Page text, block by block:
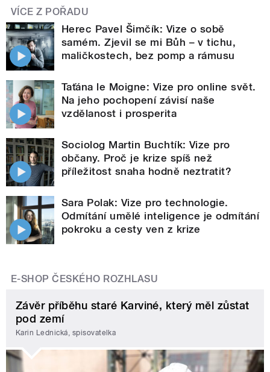
VÍCE Z POŘADU
Herec Pavel Šimčík: Vize o sobě
samém. Zjevil se mi Bůh – v tichu,
maličkostech, bez pomp a rámusu
Taťána le Moigne: Vize pro online svět.
Na jeho pochopení závisí naše
vzdělanost i prosperita
Sociolog Martin Buchtík: Vize pro
občany. Proč je krize spíš než
příležitost snaha hodně neztratit?
Sara Polak: Vize pro technologie.
Odmítání umělé inteligence je odmítání
pokroku a cesty ven z krize
E-SHOP ČESKÉHO ROZHLASU
Závěr příběhu staré Karviné, který měl zůstat
pod zemí
Karin Lednická, spisovatelka